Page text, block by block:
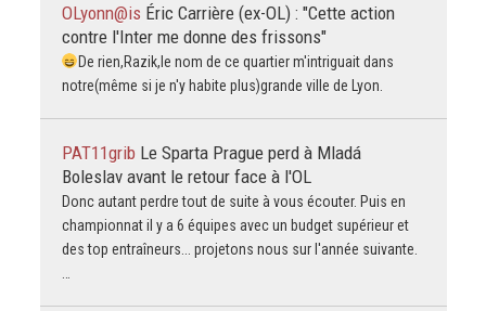
OLyonn@is Éric Carrière (ex-OL) : "Cette action
contre l'Inter me donne des frissons"
De rien,Razik,le nom de ce quartier m'intriguait dans
notre(même si je n'y habite plus)grande ville de Lyon.
PAT11grib Le Sparta Prague perd à Mladá
Boleslav avant le retour face à l'OL
Donc autant perdre tout de suite à vous écouter. Puis en
championnat il y a 6 équipes avec un budget supérieur et
des top entraîneurs... projetons nous sur l'année suivante.